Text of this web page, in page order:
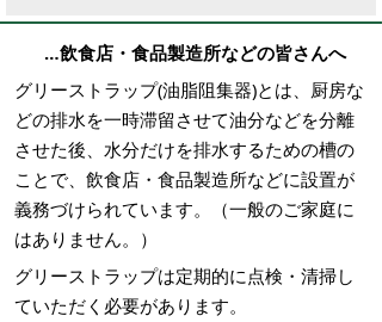
…飲食店・食品製造所などの皆さんへ
グリーストラップ(油脂阻集器)とは、厨房な
どの排水を一時滞留させて油分などを分離
させた後、水分だけを排水するための槽の
ことで、飲食店・食品製造所などに設置が
義務づけられています。（一般のご家庭に
はありません。）
グリーストラップは定期的に点検・清掃し
ていただく必要があります。